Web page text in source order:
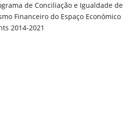
de Conciliação e Igualdade de
Financeiro do Espaço Económico
2014-2021